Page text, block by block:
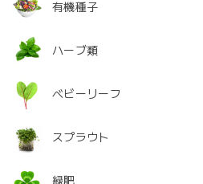
有機種子
ハーブ類
ベビーリーフ
スプラウト
緑肥